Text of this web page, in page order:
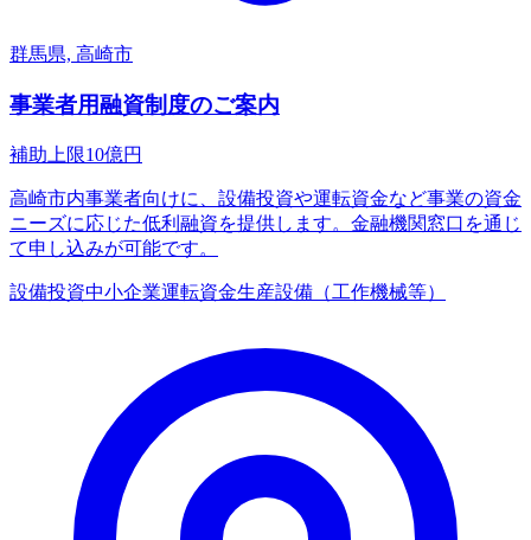
群馬県, 高崎市
事業者用融資制度のご案内
補助上限10億円
高崎市内事業者向けに、設備投資や運転資金など事業の資金
ニーズに応じた低利融資を提供します。金融機関窓口を通じ
て申し込みが可能です。
設備投資中小企業運転資金生産設備（工作機械等）